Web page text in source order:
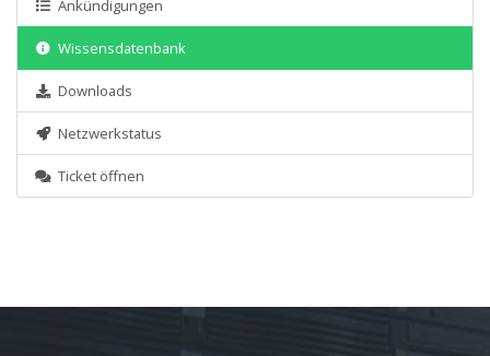
Ankündigungen
Wissensdatenbank
Downloads
Netzwerkstatus
Ticket öffnen